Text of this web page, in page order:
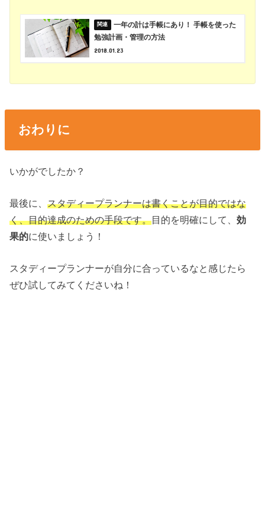
一年の計は手帳にあり！ 手帳を使った
勉強計画・管理の方法
2018.01.23
おわりに
いかがでしたか？
最後に、スタディープランナーは書くことが目的ではな
く、目的達成のための手段です。目的を明確にして、効
果的に使いましょう！
スタディープランナーが自分に合っているなと感じたら
ぜひ試してみてくださいね！